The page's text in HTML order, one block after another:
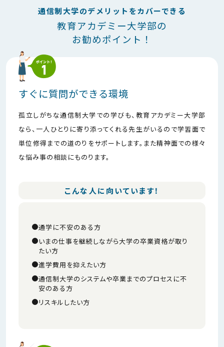
通信制大学のデメリットをカバーできる
教育アカデミー大学部の
お勧めポイント！
すぐに質問ができる環境
孤立しがちな通信制大学での学びも、教育アカデミー大学部
なら、一人ひとりに寄り添ってくれる先生がいるので学習面で
単位修得までの道のりをサポートします。また精神面での様々
な悩み事の相談にものります。
こんな人に向いています！
通学に不安のある方
いまの仕事を継続しながら大学の卒業資格が取り
たい方
進学費用を抑えたい方
通信制大学のシステムや卒業までのプロセスに不
安のある方
リスキルしたい方